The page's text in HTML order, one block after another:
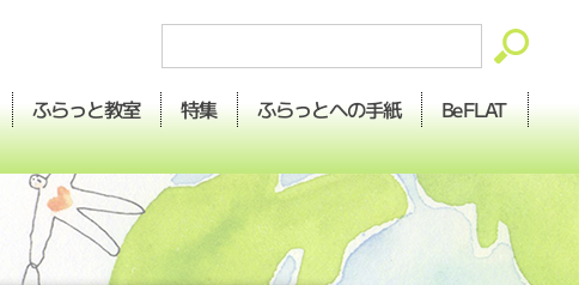
ふらっと教室 特集 ふらっとへの手紙 BeFLAT